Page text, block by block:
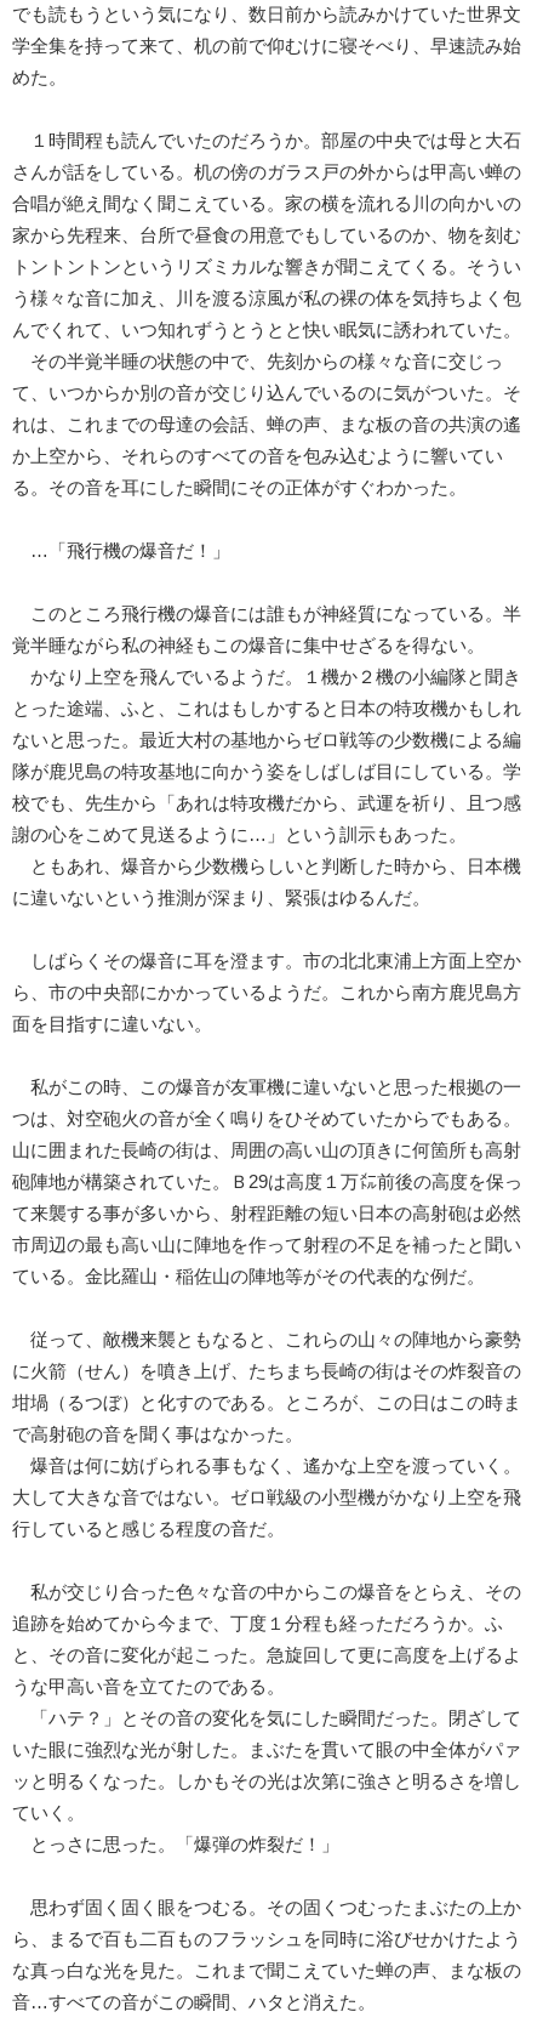
でも読もうという気になり、数日前から読みかけていた世界文
学全集を持って来て、机の前で仰むけに寝そべり、早速読み始
めた。
１時間程も読んでいたのだろうか。部屋の中央では母と大石
さんが話をしている。机の傍のガラス戸の外からは甲高い蝉の
合唱が絶え間なく聞こえている。家の横を流れる川の向かいの
家から先程来、台所で昼食の用意でもしているのか、物を刻む
トントントンというリズミカルな響きが聞こえてくる。そうい
う様々な音に加え、川を渡る涼風が私の裸の体を気持ちよく包
んでくれて、いつ知れずうとうとと快い眠気に誘われていた。
その半覚半睡の状態の中で、先刻からの様々な音に交じっ
て、いつからか別の音が交じり込んでいるのに気がついた。そ
れは、これまでの母達の会話、蝉の声、まな板の音の共演の遙
か上空から、それらのすべての音を包み込むように響いてい
る。その音を耳にした瞬間にその正体がすぐわかった。
…「飛行機の爆音だ！」
このところ飛行機の爆音には誰もが神経質になっている。半
覚半睡ながら私の神経もこの爆音に集中せざるを得ない。
かなり上空を飛んでいるようだ。１機か２機の小編隊と聞き
とった途端、ふと、これはもしかすると日本の特攻機かもしれ
ないと思った。最近大村の基地からゼロ戦等の少数機による編
隊が鹿児島の特攻基地に向かう姿をしばしば目にしている。学
校でも、先生から「あれは特攻機だから、武運を祈り、且つ感
謝の心をこめて見送るように…」という訓示もあった。
ともあれ、爆音から少数機らしいと判断した時から、日本機
に違いないという推測が深まり、緊張はゆるんだ。
しばらくその爆音に耳を澄ます。市の北北東浦上方面上空か
ら、市の中央部にかかっているようだ。これから南方鹿児島方
面を目指すに違いない。
私がこの時、この爆音が友軍機に違いないと思った根拠の一
つは、対空砲火の音が全く鳴りをひそめていたからでもある。
山に囲まれた長崎の街は、周囲の高い山の頂きに何箇所も高射
砲陣地が構築されていた。Ｂ29は高度１万㍍前後の高度を保っ
て来襲する事が多いから、射程距離の短い日本の高射砲は必然
市周辺の最も高い山に陣地を作って射程の不足を補ったと聞い
ている。金比羅山・稲佐山の陣地等がその代表的な例だ。
従って、敵機来襲ともなると、これらの山々の陣地から豪勢
に火箭（せん）を噴き上げ、たちまち長崎の街はその炸裂音の
坩堝（るつぼ）と化すのである。ところが、この日はこの時ま
で高射砲の音を聞く事はなかった。
爆音は何に妨げられる事もなく、遙かな上空を渡っていく。
大して大きな音ではない。ゼロ戦級の小型機がかなり上空を飛
行していると感じる程度の音だ。
私が交じり合った色々な音の中からこの爆音をとらえ、その
追跡を始めてから今まで、丁度１分程も経っただろうか。ふ
と、その音に変化が起こった。急旋回して更に高度を上げるよ
うな甲高い音を立てたのである。
「ハテ？」とその音の変化を気にした瞬間だった。閉ざして
いた眼に強烈な光が射した。まぶたを貫いて眼の中全体がパァ
ッと明るくなった。しかもその光は次第に強さと明るさを増し
ていく。
とっさに思った。「爆弾の炸裂だ！」
思わず固く固く眼をつむる。その固くつむったまぶたの上か
ら、まるで百も二百ものフラッシュを同時に浴びせかけたよう
な真っ白な光を見た。これまで聞こえていた蝉の声、まな板の
音…すべての音がこの瞬間、ハタと消えた。